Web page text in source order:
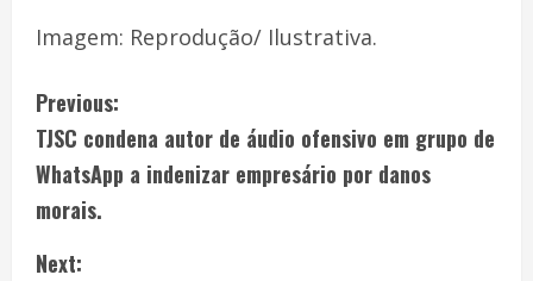
Imagem: Reprodução/ Ilustrativa.
Previous:
TJSC condena autor de áudio ofensivo em grupo de
WhatsApp a indenizar empresário por danos
morais.
Next: